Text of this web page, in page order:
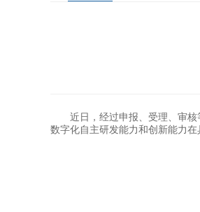
近日，经过申报、受理、审核等
数字化自主研发能力和创新能力